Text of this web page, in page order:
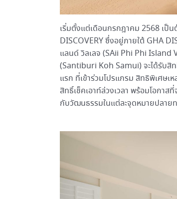
เริ่มตั้งแต่เดือนกรกฎาคม 2568 เป็น
DISCOVERY ซึ่งอยู่ภายใต้ GHA
แลนด์ วิลเลจ (SAii Phi Phi Island
(Santiburi Koh Samui) จะได้รับสิ
แรก ที่เข้าร่วมโปรแกรม สิทธิพิเศษ
สิทธิ์เช็คเอาท์ล่วงเวลา พร้อมโอกา
กับวัฒนธรรมในแต่ละจุดหมายปลาย